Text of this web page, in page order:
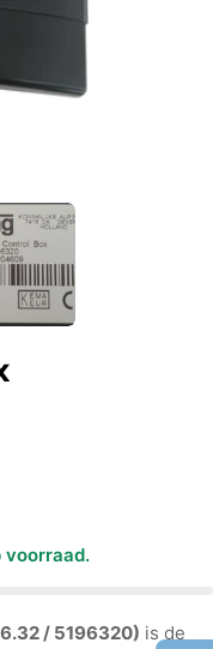
voorraad.
/ 5196320) is de